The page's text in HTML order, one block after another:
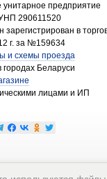
унитарное предприятие
290611520
зарегистрирован в
г. за №159634
и схемы проезда
Беларуси
лицами и ИП